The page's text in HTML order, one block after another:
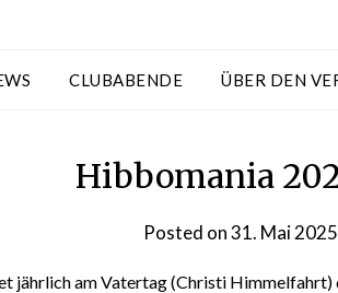
CLUBABENDE ÜBER DEN
Hibbomania
Posted on31. Mai 2025
jährlich am Vatertag (Christi